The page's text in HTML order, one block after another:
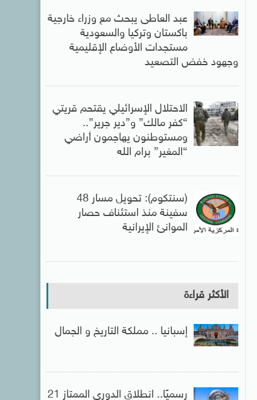
عبد العاطى يبحث مع وزراء خارجية
باكستان وتركيا والسعودية
مستجدات الأوضاع الإقليمية
وجهود خفض التصعيد
الاحتلال الإسرائيلي يقتحم قريتي
“كفر مالك” و”دير جرير”..
ومستوطنون يهاجمون أراضي
“المغير” برام الله
(سنتكوم): تحويل مسار 48
سفينة منذ استئناف حصار
الموانئ الإيرانية
الأكثر قراءة
إسبانيا .. مملكة التاريخ و الجمال
رسميًا.. انطلاق الدورى الممتاز 21